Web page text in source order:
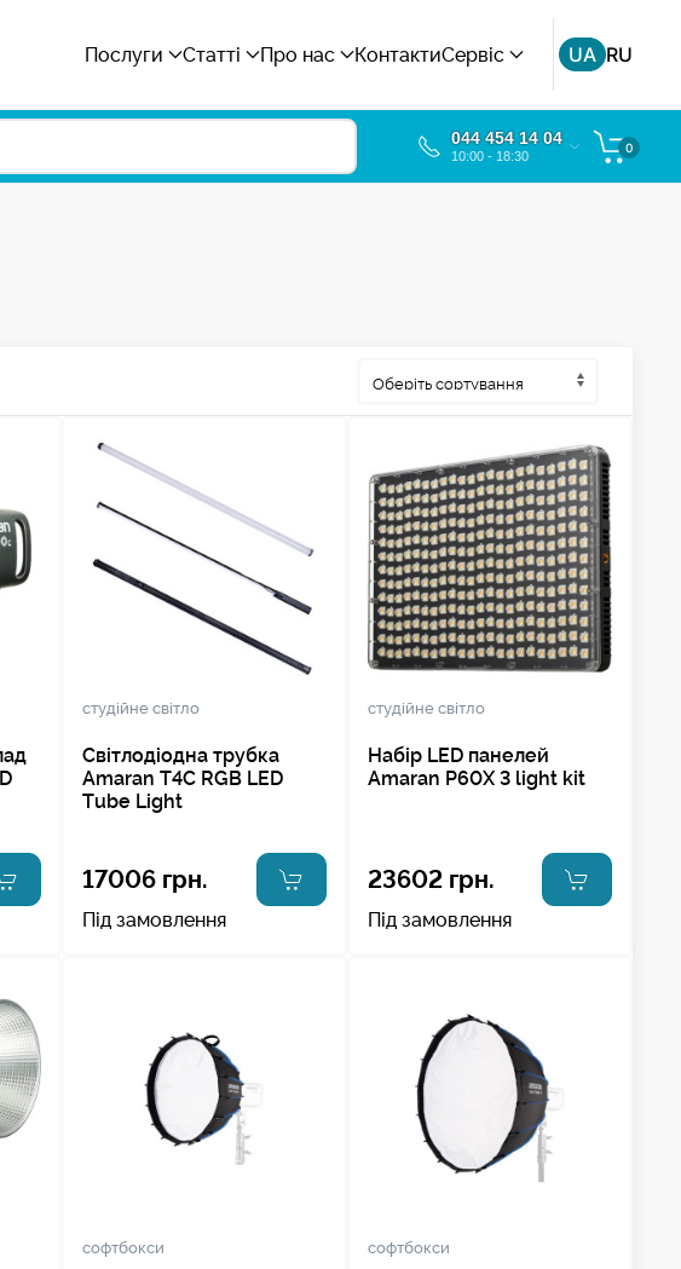
Послуги Статті Про нас КонтактиСервіс UA RU
044 454 14 04
10:00 - 18:30
0
студійне світло
Світлодіодна трубка
Amaran T4C RGB LED
Tube Light
17006 грн.
Під замовлення
студійне світло
Набір LED панелей
Amaran P60X 3 light kit
23602 грн.
Під замовлення
софтбокси софтбокси